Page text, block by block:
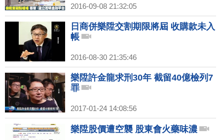
2016-09-08 21:32:05
日商併樂陞交割期限將屆 收購款未入
帳
2016-08-30 21:35:46
樂陞許金龍求刑30年 截留40億檢列7
罪
2017-01-24 14:08:56
樂陞股價遭空襲 股東會火藥味濃